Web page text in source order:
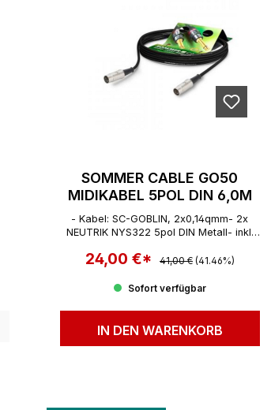
SOMMER CABLE GO50
MIDIKABEL 5POL DIN 6,0M
- Kabel: SC-GOBLIN, 2x0,14qmm- 2x
NEUTRIK NYS322 5pol DIN Metall- inkl.
Verkaufspreis:
24,00 €* Regulärer Preis:
41,00 € (41.46%)
Sofort verfügbar
IN DEN WARENKORB